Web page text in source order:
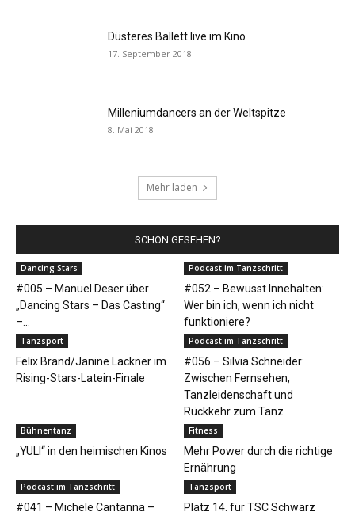
Düsteres Ballett live im Kino
17. September 2018
Milleniumdancers an der Weltspitze
8. Mai 2018
Mehr laden
SCHON GESEHEN?
Dancing Stars
#005 – Manuel Deser über
„Dancing Stars – Das Casting“
–...
Podcast im Tanzschritt
#052 – Bewusst Innehalten:
Wer bin ich, wenn ich nicht
funktioniere?
Tanzsport
Felix Brand/Janine Lackner im
Rising-Stars-Latein-Finale
Podcast im Tanzschritt
#056 – Silvia Schneider:
Zwischen Fernsehen,
Tanzleidenschaft und
Rückkehr zum Tanz
Bühnentanz
„YULI“ in den heimischen Kinos
Fitness
Mehr Power durch die richtige
Ernährung
Podcast im Tanzschritt
#041 – Michele Cantanna –
Tanzsport
Platz 14. für TSC Schwarz